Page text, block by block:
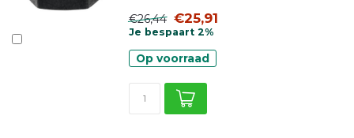
€26,44 €25,91
Je bespaart 2%
Op voorraad